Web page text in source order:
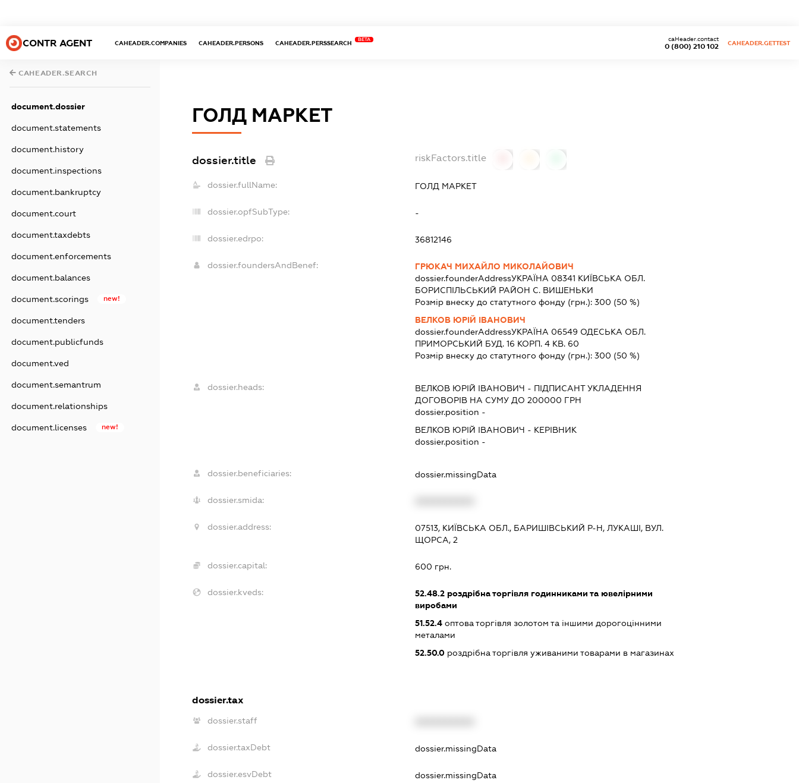
CONTR AGENT CAHEADER.COMPANIES CAHEADER.PERSONS CAHEADER.PERSSEARCH
BETA
0 (800) 210 102
caHeader.contact
CAHEADER.GETTEST
CAHEADER.SEARCH
document.dossier
document.statements
document.history
document.inspections
document.bankruptcy
document.court
document.taxdebts
document.enforcements
document.balances
document.scorings new!
document.tenders
document.publicfunds
document.ved
document.semantrum
document.relationships
document.licenses new!
ГОЛД МАРКЕТ
dossier.title riskFactors.title
dossier.fullName: ГОЛД МАРКЕТ
dossier.opfSubType: -
dossier.edrpo: 36812146
dossier.foundersAndBenef:
ГРЮКАЧ МИХАЙЛО МИКОЛАЙОВИЧ
dossier.founderAddressУКРАЇНА 08341 КИЇВСЬКА ОБЛ.
БОРИСПIЛЬСЬКИЙ РАЙОН С. ВИШЕНЬКИ
Розмір внеску до статутного фонду (грн.): 300 (50 %)
ВЕЛКОВ ЮРІЙ ІВАНОВИЧ
dossier.founderAddressУКРАЇНА 06549 ОДЕСЬКА ОБЛ.
ПРИМОРСЬКИЙ БУД. 16 КОРП. 4 КВ. 60
Розмір внеску до статутного фонду (грн.): 300 (50 %)
dossier.heads: ВЕЛКОВ ЮРІЙ ІВАНОВИЧ - ПІДПИСАНТУКЛАДЕННЯ
ДОГОВОРІВ НА СУМУ ДО 200000 ГРН
dossier.position -
ВЕЛКОВ ЮРІЙ ІВАНОВИЧ - КЕРІВНИК
dossier.position -
dossier.beneficiaries: dossier.missingData
dossier.smida:
dossier.address:
07513, КИЇВСЬКА ОБЛ., БАРИШІВСЬКИЙ Р-Н, ЛУКАШІ, ВУЛ.
ЩОРСА, 2
dossier.capital: 600 грн.
dossier.kveds: 52.48.2роздрібна торгівля годинниками та ювелірними
виробами
51.52.4оптова торгівля золотом та іншими дорогоцінними
металами
52.50.0роздрібна торгівля уживаними товарами в магазинах
dossier.tax
dossier.staff
dossier.taxDebt dossier.missingData
dossier.esvDebt dossier.missingData